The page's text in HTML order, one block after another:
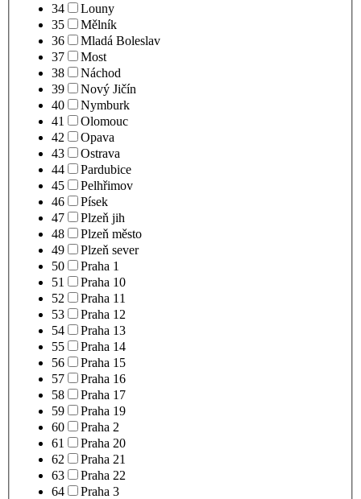
34
Louny
35
Mělník
36
Mladá Boleslav
37
Most
38
Náchod
39
Nový Jičín
40
Nymburk
41
Olomouc
42
Opava
43
Ostrava
44
Pardubice
45
Pelhřimov
46
Písek
47
Plzeň jih
48
Plzeň město
49
Plzeň sever
50
Praha 1
51
Praha 10
52
Praha 11
53
Praha 12
54
Praha 13
55
Praha 14
56
Praha 15
57
Praha 16
58
Praha 17
59
Praha 19
60
Praha 2
61
Praha 20
62
Praha 21
63
Praha 22
64
Praha 3